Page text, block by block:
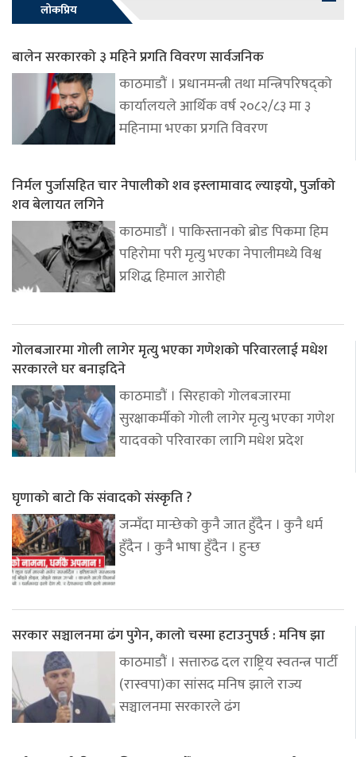
लोकप्रिय
बालेन सरकारको ३ महिने प्रगति विवरण सार्वजनिक
काठमाडौं । प्रधानमन्त्री तथा मन्त्रिपरिषद्को
कार्यालयले आर्थिक वर्ष २०८२/८३ मा ३
महिनामा भएका प्रगति विवरण
निर्मल पुर्जासहित चार नेपालीको शव इस्लामावाद ल्याइयो, पुर्जाको
शव बेलायत लगिने
काठमाडौं । पाकिस्तानको ब्रोड पिकमा हिम
पहिरोमा परी मृत्यु भएका नेपालीमध्ये विश्व
प्रशिद्ध हिमाल आरोही
गोलबजारमा गोली लागेर मृत्यु भएका गणेशको परिवारलाई मधेश
सरकारले घर बनाइदिने
काठमाडौं । सिरहाको गोलबजारमा
सुरक्षाकर्मीको गोली लागेर मृत्यु भएका गणेश
यादवको परिवारका लागि मधेश प्रदेश
घृणाको बाटो कि संवादको संस्कृति ?
जन्मँदा मान्छेको कुनै जात हुँदैन । कुनै धर्म
हुँदैन । कुनै भाषा हुँदैन । हुन्छ
सरकार सञ्चालनमा ढंग पुगेन, कालो चस्मा हटाउनुपर्छ : मनिष झा
काठमाडौं । सत्तारुढ दल राष्ट्रिय स्वतन्त्र पार्टी
(रास्वपा)का सांसद मनिष झाले राज्य
सञ्चालनमा सरकारले ढंग